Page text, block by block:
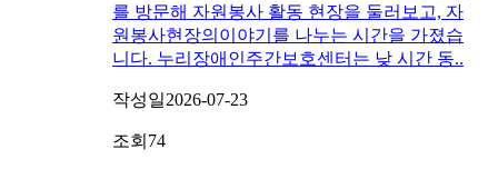
를 방문해 자원봉사 활동 현장을 둘러보고, 자
원봉사현장의이야기를 나누는 시간을 가졌습
니다. 누리장애인주간보호센터는 낮 시간 동..
작성일2026-07-23
조회 74